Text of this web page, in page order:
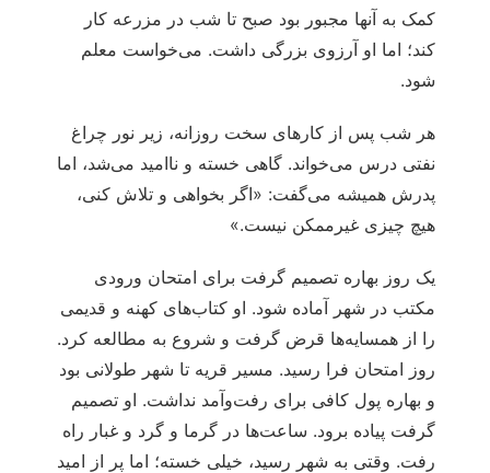
کمک به آنها مجبور بود صبح تا شب در مزرعه کار
کند؛ اما او آرزوی بزرگی داشت. می‌خواست معلم
شود.
هر شب پس از کارهای سخت روزانه، زیر نور چراغ
نفتی درس می‌خواند. گاهی خسته و ناامید می‌شد، اما
پدرش همیشه می‌گفت: «اگر بخواهی و تلاش کنی،
هیچ چیزی غیرممکن نیست.»
یک روز بهاره تصمیم گرفت برای امتحان ورودی
مکتب در شهر آماده شود. او کتاب‌های کهنه و قدیمی
را از همسایه‌ها قرض گرفت و شروع به مطالعه کرد.
روز امتحان فرا رسید. مسیر قریه تا شهر طولانی بود
و بهاره پول کافی برای رفت‌وآمد نداشت. او تصمیم
گرفت پیاده برود. ساعت‌ها در گرما و گرد و غبار راه
رفت. وقتی به شهر رسید، خیلی خسته؛ اما پر از امید